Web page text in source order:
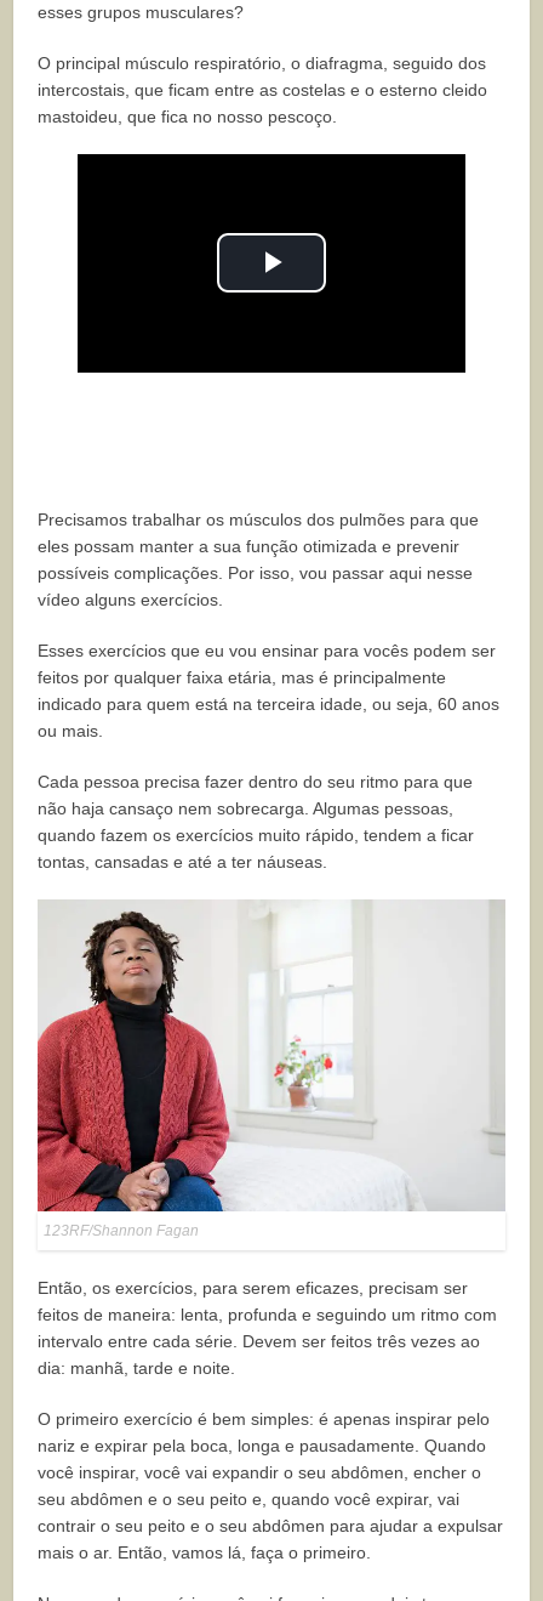
esses grupos musculares?
O principal músculo respiratório, o diafragma, seguido dos
intercostais, que ficam entre as costelas e o esterno cleido
mastoideu, que fica no nosso pescoço.
Play
Precisamos trabalhar os músculos dos pulmões para que
eles possam manter a sua função otimizada e prevenir
possíveis complicações. Por isso, vou passar aqui nesse
vídeo alguns exercícios.
Esses exercícios que eu vou ensinar para vocês podem ser
feitos por qualquer faixa etária, mas é principalmente
indicado para quem está na terceira idade, ou seja, 60 anos
ou mais.
Cada pessoa precisa fazer dentro do seu ritmo para que
não haja cansaço nem sobrecarga. Algumas pessoas,
quando fazem os exercícios muito rápido, tendem a ficar
tontas, cansadas e até a ter náuseas.
123RF/Shannon Fagan
Então, os exercícios, para serem eficazes, precisam ser
feitos de maneira: lenta, profunda e seguindo um ritmo com
intervalo entre cada série. Devem ser feitos três vezes ao
dia: manhã, tarde e noite.
O primeiro exercício é bem simples: é apenas inspirar pelo
nariz e expirar pela boca, longa e pausadamente. Quando
você inspirar, você vai expandir o seu abdômen, encher o
seu abdômen e o seu peito e, quando você expirar, vai
contrair o seu peito e o seu abdômen para ajudar a expulsar
mais o ar. Então, vamos lá, faça o primeiro.